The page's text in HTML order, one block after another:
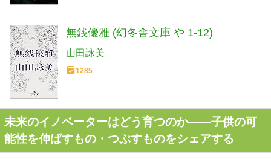
無銭優雅 (幻冬舎文庫 や 1-12)
山田詠美
1285
未来のイノベーターはどう育つのか――子供の可
能性を伸ばすもの・つぶすものをシェアする